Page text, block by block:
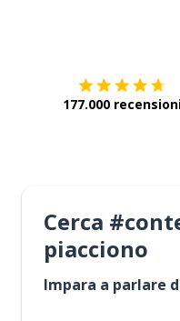
177.000
Cerca
piacciono
Impara a parlare